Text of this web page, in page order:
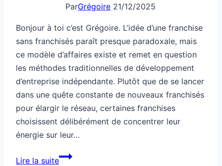
ParGrégoire 21/12/2025
Bonjour à toi c’est Grégoire. L’idée d’une franchise
sans franchisés paraît presque paradoxale, mais
ce modèle d’affaires existe et remet en question
les méthodes traditionnelles de développement
d’entreprise indépendante. Plutôt que de se lancer
dans une quête constante de nouveaux franchisés
pour élargir le réseau, certaines franchises
choisissent délibérément de concentrer leur
énergie sur leur…
Lire la suiteUne